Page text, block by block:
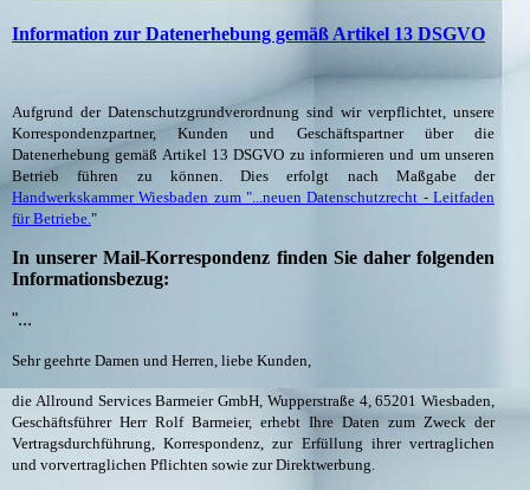
Information zur Datenerhebung gemäß Artikel 13 DSGVO
Aufgrund der Datenschutzgrundverordnung sind wir verpflichtet, unsere
Korrespondenzpartner, Kunden und Geschäftspartner über die
Datenerhebung gemäß Artikel 13 DSGVO zu informieren und um unseren
Betrieb führen zu können. Dies erfolgt nach Maßgabe der
Handwerkskammer Wiesbaden zum "...neuen Datenschutzrecht - Leitfaden
für Betriebe."
In unserer Mail-Korrespondenz finden Sie daher folgenden
Informationsbezug:
"...
Sehr geehrte Damen und Herren, liebe Kunden,
die Allround Services Barmeier GmbH, Wupperstraße 4, 65201 Wiesbaden,
Geschäftsführer Herr Rolf Barmeier, erhebt Ihre Daten zum Zweck der
Vertragsdurchführung, Korrespondenz, zur Erfüllung ihrer vertraglichen
und vorvertraglichen Pflichten sowie zur Direktwerbung.